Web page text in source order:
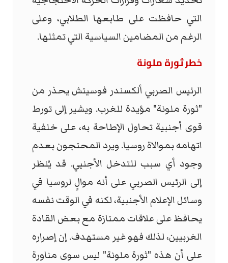
التي حافظت على طابعها الطلابي، وعلى
الرغم من المضامين السياسية التي تمثلها.
خطر ثورة ملونة
الرئيس الصربي ألكسندر فوسيتش يحذر من
"ثورة ملونة" مؤيدة للغرب. ويشير إلى تورط
قوى أجنبية تحاول الإطاحة به، على خلفية
اتهامه بموالاة روسيا. ويرد المحتجون بعدم
وجود أي سبب للتدخل الأجنبي. قد يُنظر
إلى الرئيس الصربي على أنه موالٍ لروسيا في
وسائل الإعلام الأجنبية، لكنه في الوقت نفسه
يحافظ على علاقات ممتازة مع بعض القادة
الغربيين، لذلك فهو غير مستهدف. إن إصراره
على أن هذه "ثورة ملونة" ليس سوى مناورة